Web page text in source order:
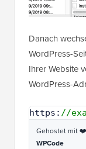
Danach
WordPress-
Ihrer Website
WordPress-
https: //
Gehostet mit
WPCode